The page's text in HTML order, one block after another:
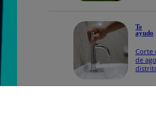
Te
ayudo
Corte
de